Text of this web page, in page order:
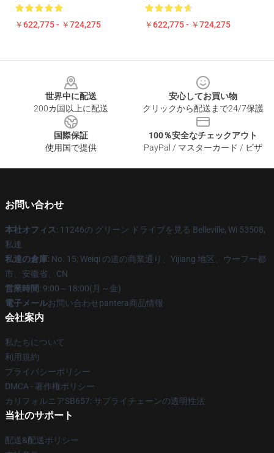
￥622,775 - ￥724,275 ￥622,775 - ￥724,275
世界中に配送
200カ国以上に配送
安心してお買い物
クリックから配送まで24/7保護
国際保証
使用国で提供
100％安全なチェックアウト
PayPal / マスターカード / ビザ
お問い合わせ
本社オフィス: 11246の グリーン ドライブを見る Belleville, Wi 53508,
私達
私達の倉庫: No. 15, Weiqi の道の商業通り、Yijiang 地区、ウーフー都
市、安徽省、CN
営業時間: 9:00～18:00(月～金)
電子メールお問い合わせpantera商品情報
会社案内
私たちについて
利用規約
プライバシーポリシー
DMCA - 著作権ポリシー
カリフォルニアSB657: サプライチェーンの透明性法
当社のサポート
配送&配送ポリシー